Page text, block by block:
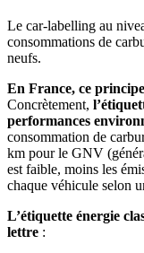
Le car-labelling au
consommations de
neufs.
En France, ce
Concrètement,
performances
consommation de
km pour le GNV
est faible, moins les
chaque véhicule selon
L’étiquette énergie
lettre :